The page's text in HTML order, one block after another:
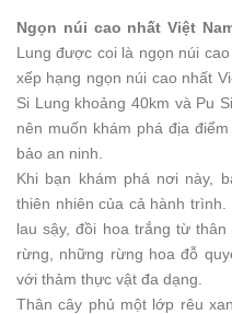
Ngọn núi cao nhất Việt
Lung được coi là ngọn núi
xếp hạng ngọn núi cao nhất
Si Lung khoảng 40km và Pu
nên muốn khám phá địa
bảo an ninh.
Khi bạn khám phá nơi này,
thiên nhiên của cả hành
lau sậy, đồi hoa trắng từ
rừng, những rừng hoa đỗ
với thảm thực vật đa dạng.
Thân cây phủ một lớp rêu